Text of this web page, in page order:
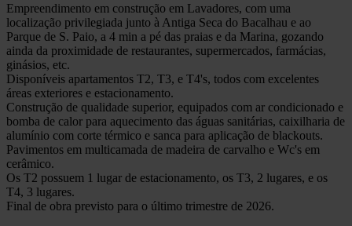
Empreendimento em construção em Lavadores, com uma
localização privilegiada junto à Antiga Seca do Bacalhau e ao
Parque de S. Paio, a 4 min a pé das praias e da Marina, gozando
ainda da proximidade de restaurantes, supermercados, farmácias,
ginásios, etc.
Disponíveis apartamentos T2, T3, e T4's, todos com excelentes
áreas exteriores e estacionamento.
Construção de qualidade superior, equipados com ar condicionado e
bomba de calor para aquecimento das águas sanitárias, caixilharia de
alumínio com corte térmico e sanca para aplicação de blackouts.
Pavimentos em multicamada de madeira de carvalho e Wc's em
cerâmico.
Os T2 possuem 1 lugar de estacionamento, os T3, 2 lugares, e os
T4, 3 lugares.
Final de obra previsto para o último trimestre de 2026.